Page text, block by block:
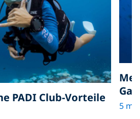
PADI Club-Vorteile
5